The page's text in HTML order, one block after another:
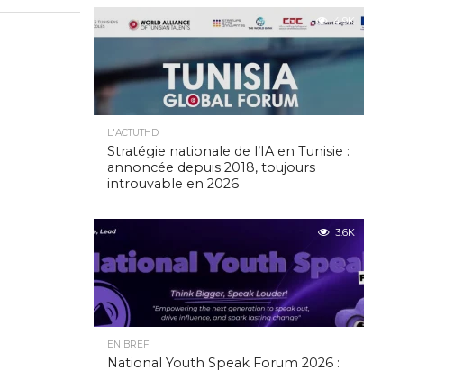
4.9K
L'ACTUTHD
Stratégie nationale de l’IA en Tunisie :
annoncée depuis 2018, toujours
introuvable en 2026
3.6K
EN BREF
National Youth Speak Forum 2026 :